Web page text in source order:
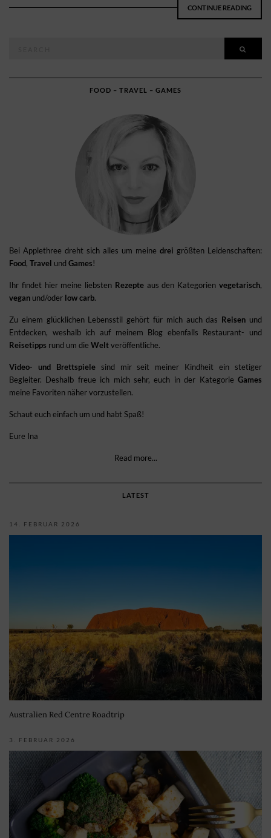
CONTINUE READING
FOOD – TRAVEL – GAMES
Bei Applethree dreht sich alles um meine drei größten Leidenschaften:
Food, Travel und Games!
Ihr findet hier meine liebsten Rezepteaus den Kategorienvegetarisch,
vegan und/oder low carb.
Zu einem glücklichen Lebensstil gehört für mich auch das Reisen und
Entdecken, weshalb ich auf meinem Blog ebenfalls Restaurant- und
Reisetipps rund um die Weltveröffentliche.
Video- und Brettspielesind mir seit meiner Kindheit ein stetiger
Begleiter. Deshalb freue ich mich sehr, euch in der Kategorie Games
meine Favoriten näher vorzustellen.
Schaut euch einfach um und habt Spaß!
Eure Ina
Read more...
LATEST
14. FEBRUAR 2026
Australien Red Centre Roadtrip
3. FEBRUAR 2026